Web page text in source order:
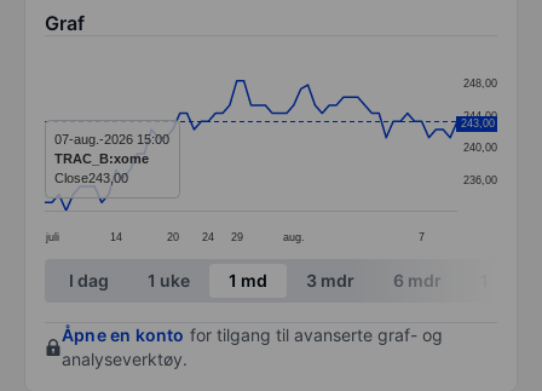
Graf
Line chart with 59 data points.
The chart has 1 X axis displaying categories.
The chart has 1 Y axis displaying values. Data
juli 14 20 24 29 aug. 7
236,00
240,00
244,00
248,00
243,00
07-aug.-2026 15:00
TRAC_B:xome
Close243,00
End of interactive chart.
I dag 1 uke 1 md 3 mdr 6 mdr
Åpne en konto for tilgang til avanserte graf- og
analyseverktøy.